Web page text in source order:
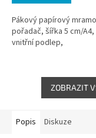
Pákový papírový
pořadač, šířka 5 cm/
vnitřní podlep,
ZOBRAZIT
Popis Diskuze